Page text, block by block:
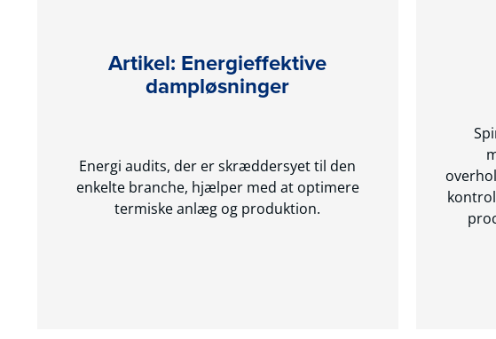
Artikel: Energieffektive
dampløsninger
Energi audits, der er skræddersyet til den
enkelte branche, hjælper med at optimere
termiske anlæg og produktion.